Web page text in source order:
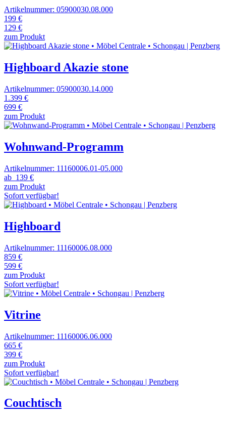
Artikelnummer: 05900030.08.000
199 €
129 €
zum Produkt
Highboard Akazie stone
Artikelnummer: 05900030.14.000
1.399 €
699 €
zum Produkt
Wohnwand-Programm
Artikelnummer: 11160006.01-05.000
ab 139 €
zum Produkt
Sofort verfügbar!
Highboard
Artikelnummer: 11160006.08.000
859 €
599 €
zum Produkt
Sofort verfügbar!
Vitrine
Artikelnummer: 11160006.06.000
665 €
399 €
zum Produkt
Sofort verfügbar!
Couchtisch